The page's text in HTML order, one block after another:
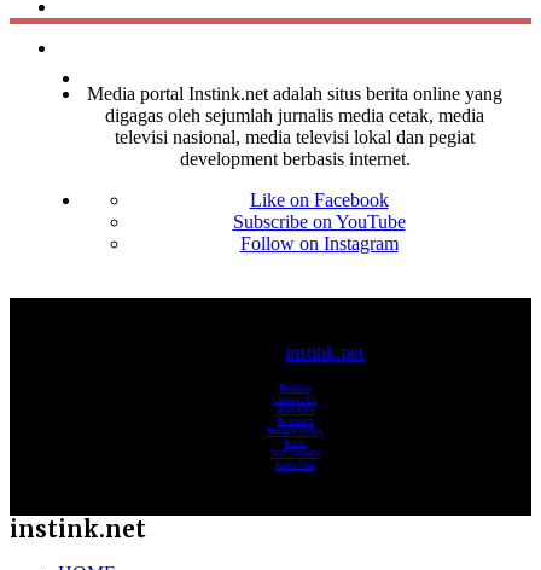
Media portal Instink.net adalah situs berita online yang
digagas oleh sejumlah jurnalis media cetak, media
televisi nasional, media televisi lokal dan pegiat
development berbasis internet.
Like on Facebook
Subscribe on YouTube
Follow on Instagram
instink.net
Redaksi
Contact Us
About Us
Pedoman
Privacy Policy
Karir
SOP Jurnalis
Kode Etik
instink.net